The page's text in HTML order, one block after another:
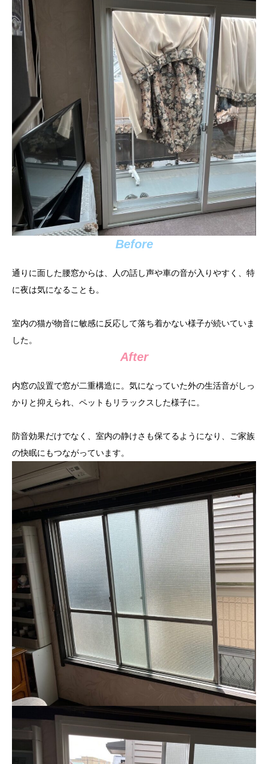
Before
通りに面した腰窓からは、人の話し声や車の音が入りやすく、特
に夜は気になることも。
室内の猫が物音に敏感に反応して落ち着かない様子が続いていま
した。
After
内窓の設置で窓が二重構造に。気になっていた外の生活音がしっ
かりと抑えられ、ペットもリラックスした様子に。
防音効果だけでなく、室内の静けさも保てるようになり、ご家族
の快眠にもつながっています。